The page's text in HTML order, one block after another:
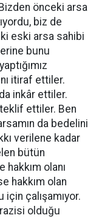
önceki arsa
biz de
eski arsa sahibi
bunu
itiraf ettiler.
inkâr ettiler.
ettiler. Ben
da bedelini
verilene kadar
bütün
olanı
hakkım olan
çalışamıyor.
olduğu